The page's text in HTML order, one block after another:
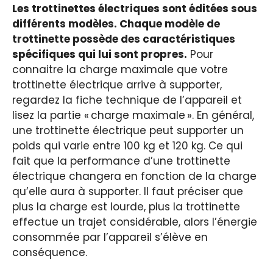
Les trottinettes électriques sont éditées sous
différents modèles. Chaque modèle de
trottinette possède des caractéristiques
spécifiques qui lui sont propres. Pour
connaitre la charge maximale que votre
trottinette électrique arrive à supporter,
regardez la fiche technique de l’appareil et
lisez la partie « charge maximale ». En général,
une trottinette électrique peut supporter un
poids qui varie entre 100 kg et 120 kg. Ce qui
fait que la performance d’une trottinette
électrique changera en fonction de la charge
qu’elle aura à supporter. Il faut préciser que
plus la charge est lourde, plus la trottinette
effectue un trajet considérable, alors l’énergie
consommée par l’appareil s’élève en
conséquence.